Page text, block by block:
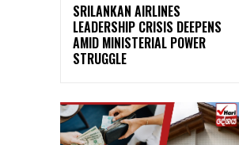
SRILANKAN AIRLINES
LEADERSHIP CRISIS DEEPENS
AMID MINISTERIAL POWER
STRUGGLE